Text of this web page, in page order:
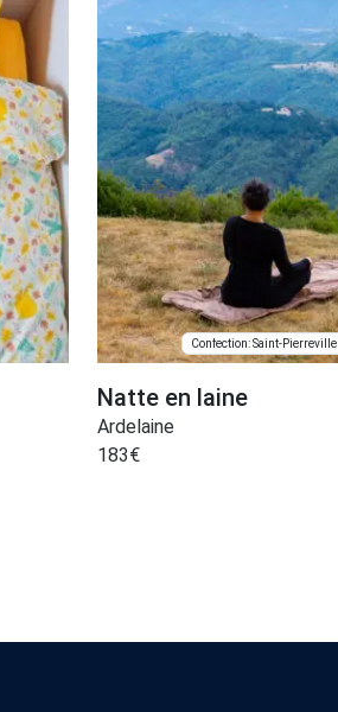
Confection: Saint-Pierreville
Natte en laine
Ardelaine
183€